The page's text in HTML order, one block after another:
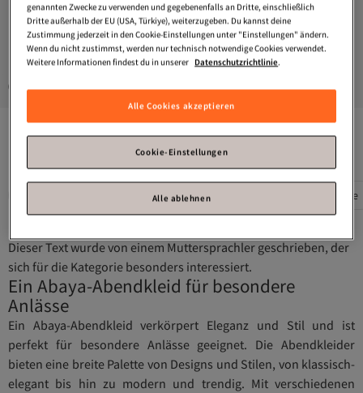
1
Gesponserte Artikel sind von Verkäufern hervorgehobene Werbeangebote.
Das könnte dir auch gefallen
Abaya Schmetterling Abaya Übergröße
Dieser Text wurde von einem Muttersprachler geschrieben, der
sich für die Kategorie besonders interessiert.
Ein Abaya-Abendkleid für besondere
Anlässe
Ein Abaya-Abendkleid verkörpert Eleganz und Stil und ist
perfekt für besondere Anlässe geeignet. Die Abendkleider
bieten eine breite Palette von Designs und Stilen, von klassisch-
elegant bis hin zu modern und trendig. Mit verschiedenen
genannten Zwecke zu verwenden und gegebenenfalls an Dritte, einschließlich
Dritte außerhalb der EU (USA, Türkiye), weiterzugeben. Du kannst deine
Zustimmung jederzeit in den Cookie-Einstellungen unter "Einstellungen" ändern.
Wenn du nicht zustimmst, werden nur technisch notwendige Cookies verwendet.
Weitere Informationen findest du in unserer Datenschutzrichtlinie.
Alle Cookies akzeptieren
Cookie-Einstellungen
Alle ablehnen